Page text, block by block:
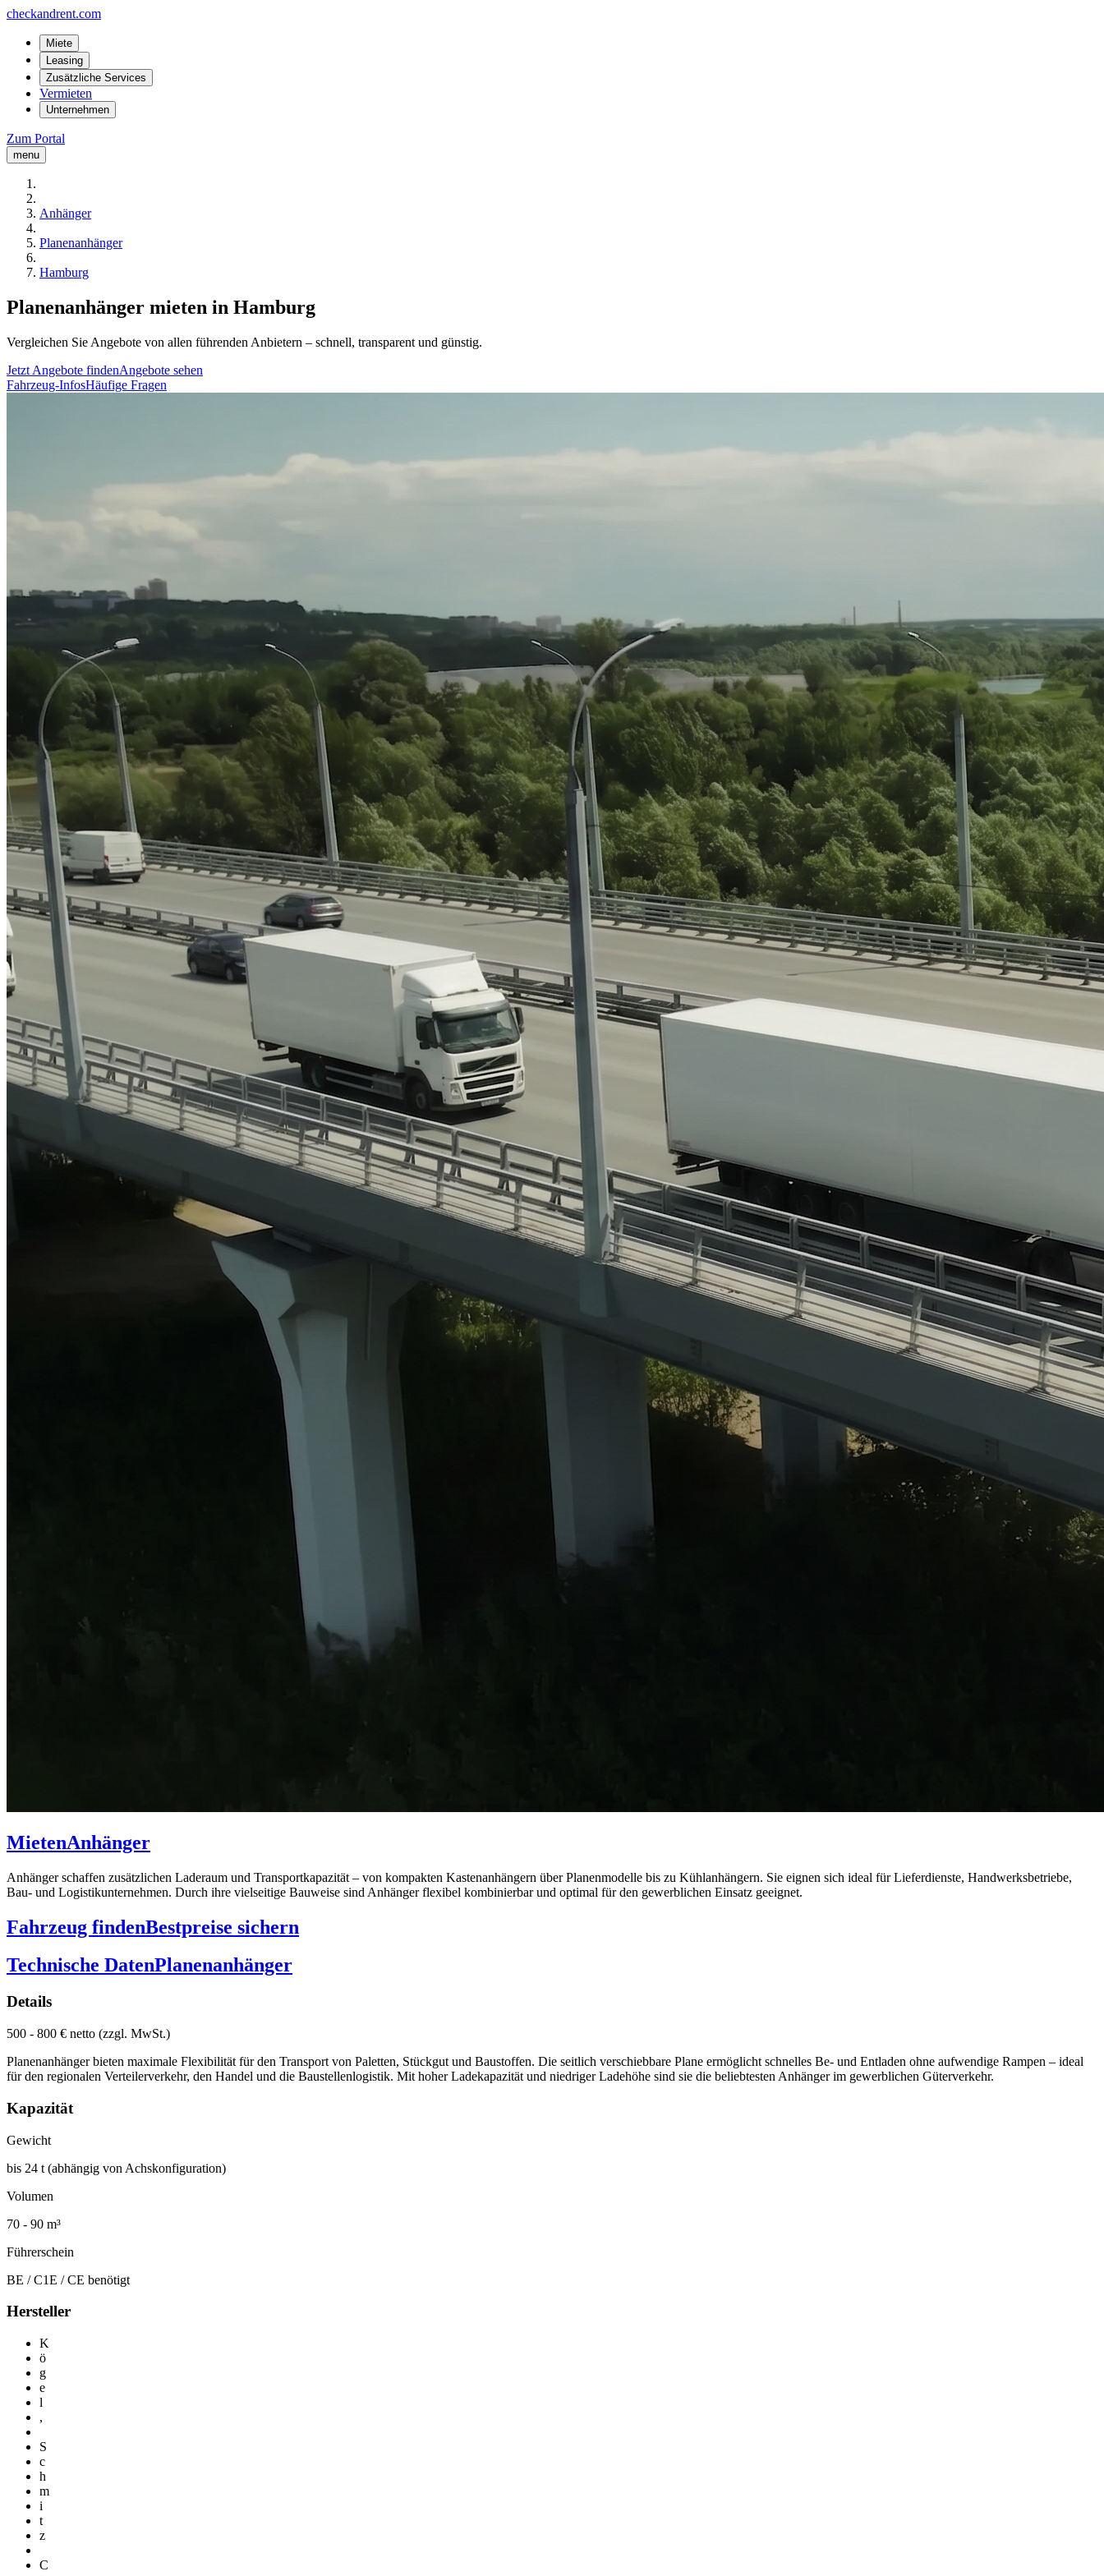
checkandrent.com
Miete
Leasing
Zusätzliche Services
Vermieten
Unternehmen
Zum Portal
menu
Anhänger
Planenanhänger
Hamburg
Planenanhänger mieten in Hamburg
Vergleichen Sie Angebote von allen führenden Anbietern – schnell, transparent und günstig.
Jetzt Angebote findenAngebote sehen
Fahrzeug-InfosHäufige Fragen
MietenAnhänger
Anhänger schaffen zusätzlichen Laderaum und Transportkapazität – von kompakten Kastenanhängern über Planenmodelle bis zu Kühlanhängern. Sie eignen sich ideal für Lieferdienste, Handwerksbetriebe,
Bau- und Logistikunternehmen. Durch ihre vielseitige Bauweise sind Anhänger flexibel kombinierbar und optimal für den gewerblichen Einsatz geeignet.
Fahrzeug findenBestpreise sichern
Technische DatenPlanenanhänger
Details
500 - 800 € netto (zzgl. MwSt.)
Planenanhänger bieten maximale Flexibilität für den Transport von Paletten, Stückgut und Baustoffen. Die seitlich verschiebbare Plane ermöglicht schnelles Be- und Entladen ohne aufwendige Rampen – ideal
für den regionalen Verteilerverkehr, den Handel und die Baustellenlogistik. Mit hoher Ladekapazität und niedriger Ladehöhe sind sie die beliebtesten Anhänger im gewerblichen Güterverkehr.
Kapazität
Gewicht
bis 24 t (abhängig von Achskonfiguration)
Volumen
70 - 90 m³
Führerschein
BE / C1E / CE benötigt
Hersteller
K
ö
g
e
l
,
S
c
h
m
i
t
z
C